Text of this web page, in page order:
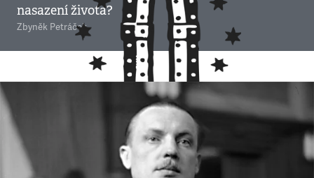
nasazení života?
Zbyněk Petráček